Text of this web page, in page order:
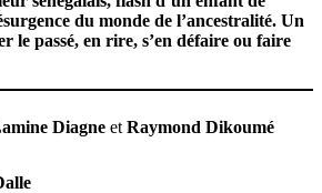
du monde de l’ancestralité. Un
le passé, en rire, s’en défaire ou faire
Diagne et Raymond Dikoumé